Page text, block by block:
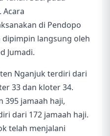
Acara
di Pendopo
langsung oleh
Jumadi.
Nganjuk terdiri dari
33 dan kloter 34.
395 jamaah haji,
dari 172 jamaah haji.
telah menjalani